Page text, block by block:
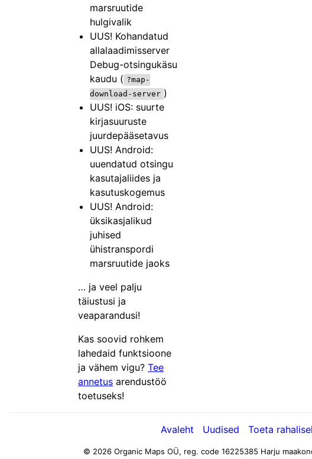
marsruutide
hulgivalik
UUS! Kohandatud
allalaadimisserver
Debug-otsingukäsu
kaudu ( ?map-
download-server )
UUS! iOS: suurte
kirjasuuruste
juurdepääsetavus
UUS! Android:
uuendatud otsingu
kasutajaliides ja
kasutuskogemus
UUS! Android:
üksikasjalikud
juhised
ühistranspordi
marsruutide jaoks
… ja veel palju
täiustusi ja
veaparandusi!
Kas soovid rohkem
lahedaid funktsioone
ja vähem vigu? Tee
annetus arendustöö
toetuseks!
Avaleht Uudised Toeta
© 2026 Organic Maps OÜ, reg. code 16225385 Harju